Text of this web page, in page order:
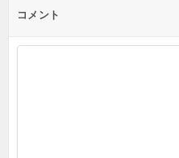
コメント